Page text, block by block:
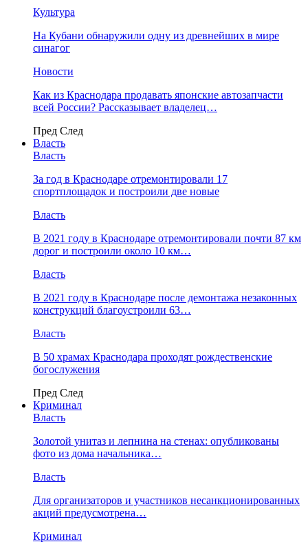
Культура
На Кубани обнаружили одну из древнейших в мире
синагог
Новости
Как из Краснодара продавать японские автозапчасти
всей России? Рассказывает владелец…
Пред След
Власть
Власть
За год в Краснодаре отремонтировали 17
спортплощадок и построили две новые
Власть
В 2021 году в Краснодаре отремонтировали почти 87 км
дорог и построили около 10 км…
Власть
В 2021 году в Краснодаре после демонтажа незаконных
конструкций благоустроили 63…
Власть
В 50 храмах Краснодара проходят рождественские
богослужения
Пред След
Криминал
Власть
​Золотой унитаз и лепнина на стенах: опубликованы
фото из дома начальника…
Власть
Для организаторов и участников несанкционированных
акций предусмотрена…
Криминал